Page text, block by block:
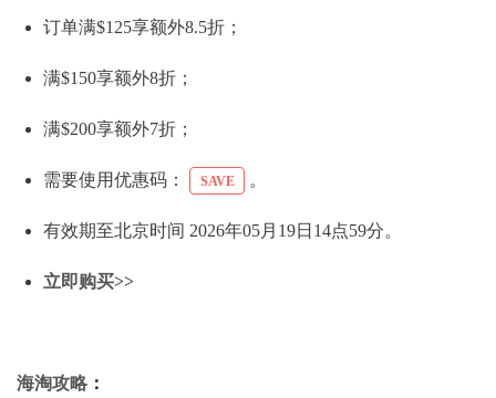
订单满$125享额外8.5折；
满$150享额外8折；
满$200享额外7折；
需要使用优惠码： SAVE 。
有效期至北京时间 2026年05月19日14点59分。
立即购买>>
海淘攻略 ：